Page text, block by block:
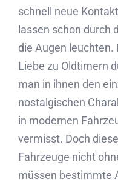
schnell neue
lassen schon durch
die Augen leuchten.
Liebe zu Oldtimern
man in ihnen den
nostalgischen
in modernen
vermisst. Doch
Fahrzeuge nicht
müssen bestimmte